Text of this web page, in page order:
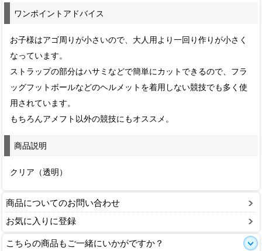
ワンポイントアドバイス
お子様はアゴ周りが小さいので、大人用より一回り作りが小さく
なっています。
ストラップの部分はハサミなどで簡単にカットできるので、フラ
ッグフットボールなどのヘルメットを着用しない競技でも多く使
用されています。
もちろんアメフト以外の競技にもオススメ。
商品説明
クリア（透明）
商品についてのお問い合わせ
お気に入りに登録
こちらの商品もご一緒にいかがですか？